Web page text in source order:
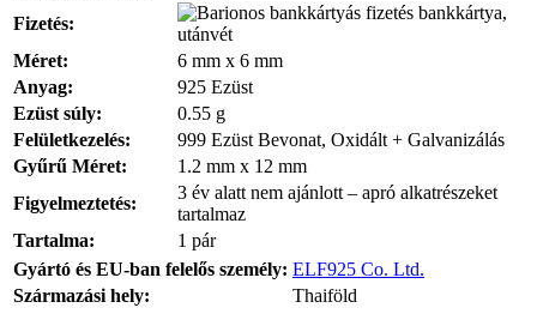
Fizetés:
bankkártya,
utánvét
Méret:
6 mm x 6 mm
Anyag:
925 Ezüst
Ezüst súly:
0.55 g
Felületkezelés:
999 Ezüst Bevonat, Oxidált + Galvanizálás
Gyűrű Méret:
1.2 mm x 12 mm
Figyelmeztetés:
3 év alatt nem ajánlott – apró alkatrészeket
tartalmaz
Tartalma:
1 pár
Gyártó és EU-ban felelős személy: ELF925 Co. Ltd.
Származási hely:
Thaiföld